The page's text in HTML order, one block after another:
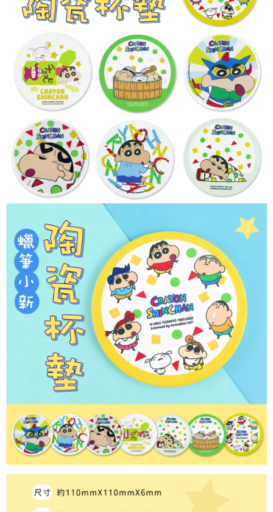
ATM／網路銀行／等多元方式進行付款，方視為交易完成。
※ 請注意：結帳手續完成當下不需立刻繳費，但若您需要取消訂單，請聯絡
購買商品的店家。未經商家同意取消之訂單仍視為有效，需透過AFTEE先享
※ 交易是否成功請以「AFTEE先享後付 」之結帳頁面顯示為準，若有關於
是否繳費成功／繳費後需取消欲退款等相關疑問，請聯繫「AFTEE先享後付
客戶支援中心」https://netprotections.freshdesk.com/support/home
【注意事項】
１．透過由恩沛科技股份有限公司提供之「AFTEE先享後付」服務完成之交
易，需依本服務之必要範圍內提供個人資料，並將交易相關給付款項請求債
權轉讓予恩沛科技股份有限公司。
２．關於個人資料處理事宜，請瀏覽以下網址：
https://aftee.tw/terms/#terms3
３．未成年的使用者請事先徵得法定代理人或監護人之同意方可使用
「AFTEE先享後付」，若未經同意申辦者引起之損失，本公司不負相關責
任。
４．使用「AFTEE先享後付」時，將依據個別帳號之用戶狀況，依本公司即
時審查核予不同之上限額度；若仍有額度不足之情形，本公司將視審查結果
５．嚴禁一人註冊多個帳號或使用他人資訊註冊。若發現惡意使用之情形，
恩沛科技股份有限公司將有權停止該用戶之使用額度並採取法律行動。
7-11付款取貨
每筆NT$60，滿NT$499(含以上)免運費
付款後7-11取貨
每筆NT$60，滿NT$499(含以上)免運費
宅配
每筆NT$120，滿NT$499(含以上)免運費
海外宅配 查看運費